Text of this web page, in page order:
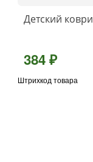
Детский
384 ₽
Штрихкод товара